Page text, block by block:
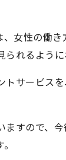
女性の働き
れるように
サービス
すので、